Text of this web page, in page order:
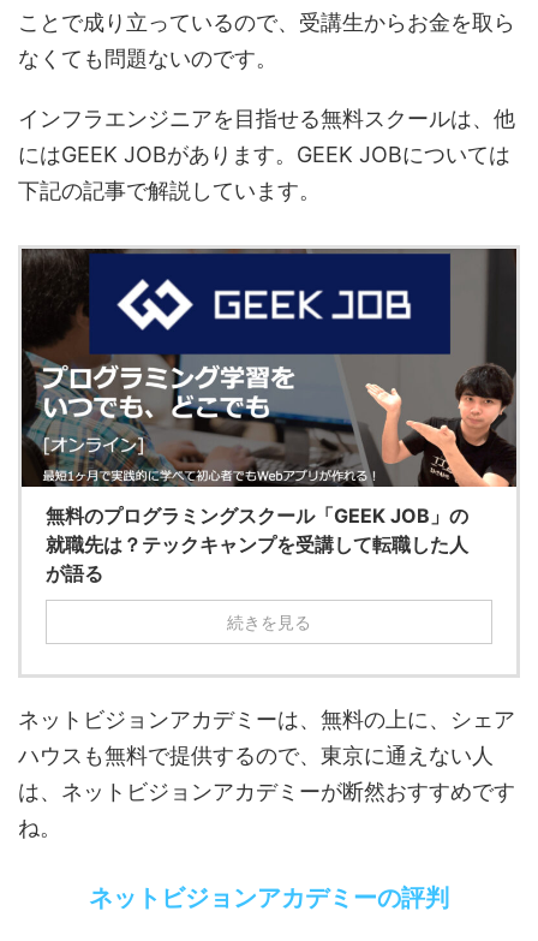
ことで成り立っているので、受講生からお金を取ら
なくても問題ないのです。
インフラエンジニアを目指せる無料スクールは、他
にはGEEK JOBがあります。GEEK JOBについては
下記の記事で解説しています。
無料のプログラミングスクール「GEEK JOB」の
就職先は？テックキャンプを受講して転職した人
が語る
続きを見る
ネットビジョンアカデミーは、無料の上に、シェア
ハウスも無料で提供するので、東京に通えない人
は、ネットビジョンアカデミーが断然おすすめです
ね。
ネットビジョンアカデミーの評判